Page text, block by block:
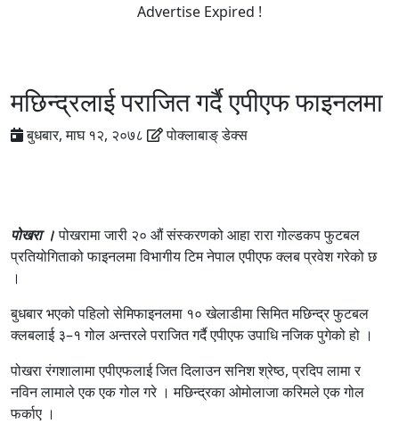
Advertise Expired !
मछिन्द्रलाई पराजित गर्दै एपीएफ फाइनलमा
बुधबार, माघ १२, २०७८ पोक्लाबाङ् डेक्स
पोखरा ।पोखरामा जारी २० औं संस्करणको आहा रारा गोल्डकप फुटबल
प्रतियोगिताको फाइनलमा विभागीय टिम नेपाल एपीएफ क्लब प्रवेश गरेको छ
।
बुधबार भएको पहिलो सेमिफाइनलमा १० खेलाडीमा सिमित मछिन्द्र फुटबल
क्लबलाई ३–१ गोल अन्तरले पराजित गर्दै एपीएफ उपाधि नजिक पुगेको हो ।
पोखरा रंगशालामा एपीएफलाई जित दिलाउन सनिश श्रेष्ठ, प्रदिप लामा र
नविन लामाले एक एक गोल गरे । मछिन्द्रका ओमोलाजा करिमले एक गोल
फर्काए ।